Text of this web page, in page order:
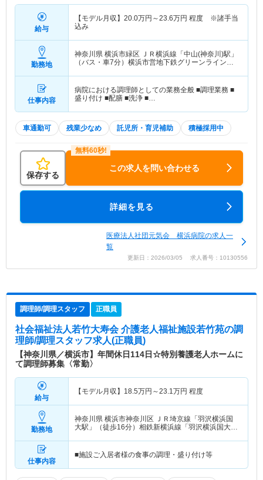
給与
【モデル月収】 20.0万円～23.6万円 程度 ※諸手当
込み
勤務地
神奈川県 横浜市緑区 ＪＲ横浜線「中山(神奈川)駅」
（バス・車7分）横浜市営地下鉄グリーンライン
仕事内容
病院における調理師としての業務全般 ■調理業務 ■
盛り付け ■配膳 ■洗浄 ■…
車通勤可 残業少なめ 託児所・育児補助 積極採用中
保存する
この求人を問い合わせる
詳細を見る
医療法人社団元気会 横浜病院の求人一
覧
更新日：2026/03/05 求人番号：10130556
調理師/調理スタッフ 正職員
社会福祉法人若竹大寿会 介護老人福祉施設若竹苑の調
理師/調理スタッフ求人(正職員)
【神奈川県／横浜市】年間休日114日☆特別養護老人ホームに
て調理師募集〈常勤〉
給与
【モデル月収】 18.5万円～23.1万円 程度
勤務地
神奈川県 横浜市神奈川区 ＪＲ埼京線「羽沢横浜国
大駅」（徒歩16分）相鉄新横浜線「羽沢横浜国大
仕事内容
■施設ご入居者様の食事の調理・盛り付け等